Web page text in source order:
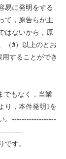
易に発明をする
て，原告らが主
はないから，原
（ｶ）以上のとお
用することができ
でもなく，当業
り，本件発明 1を
。 ------------------
です。